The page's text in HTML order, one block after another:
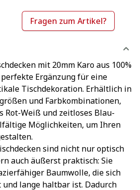
Fragen zum Artikel?
mit 20mm Karo aus 100%
Ergänzung für eine
Tischdekoration. Erhältlich in
und Farbkombinationen,
Rot-Weiß und zeitloses Blau-
Möglichkeiten, um Ihren
sind nicht nur optisch
auch äußerst praktisch: Sie
Baumwolle, die sich
und lange haltbar ist. Dadurch